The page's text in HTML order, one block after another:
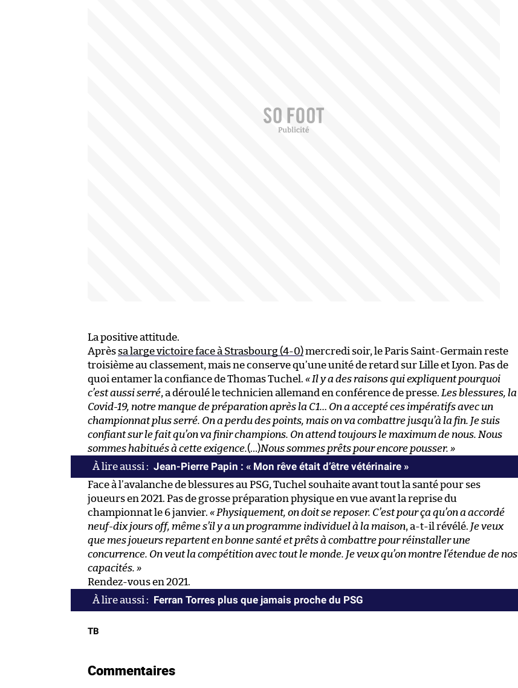
La positive attitude.
Après sa large victoire face à Strasbourg (4-0)mercredi soir, le Paris Saint-Germain reste
troisième au classement, mais ne conserve qu’une unité de retard sur Lille et Lyon. Pas de
quoi entamer la confiance de Thomas Tuchel. « Il y a des raisons qui expliquent pourquoi
c’est aussi serré, a déroulé le technicien allemand en conférence de presse. Les blessures, la
Covid-19, notre manque de préparation après la C1… On a accepté ces impératifs avec un
championnat plus serré. On a perdu des points, mais on va combattre jusqu’à la fin. Je suis
confiant sur le fait qu’on va finir champions. On attend toujours le maximum de nous. Nous
sommes habitués à cette exigence.(…)Nous sommes prêts pour encore pousser. »
Jean-Pierre Papin : « Mon rêve était d’être vétérinaire »
Face à l’avalanche de blessures au PSG, Tuchel souhaite avant tout la santé pour ses
joueurs en 2021. Pas de grosse préparation physique en vue avant la reprise du
championnat le 6 janvier. « Physiquement, on doit se reposer. C’est pour ça qu’on a accordé
neuf-dix jours off, même s’il y a un programme individuel à la maison, a-t-il révélé. Je veux
que mes joueurs repartent en bonne santé et prêts à combattre pour réinstaller une
concurrence. On veut la compétition avec tout le monde. Je veux qu’on montre l’étendue de nos
capacités. »
Rendez-vous en 2021.
Ferran Torres plus que jamais proche du PSG
TB
Commentaires